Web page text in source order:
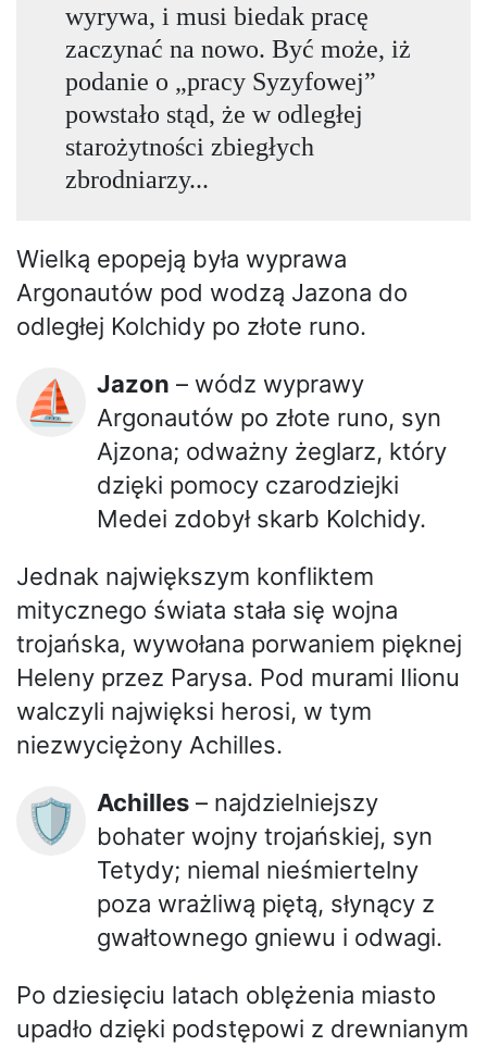
wyrywa, i musi biedak pracę
zaczynać na nowo. Być może, iż
podanie o „pracy Syzyfowej”
powstało stąd, że w odległej
starożytności zbiegłych
zbrodniarzy...
Wielką epopeją była wyprawa
Argonautów pod wodzą Jazona do
odległej Kolchidy po złote runo.
⛵ Jazon – wódz wyprawy
Argonautów po złote runo, syn
Ajzona; odważny żeglarz, który
dzięki pomocy czarodziejki
Medei zdobył skarb Kolchidy.
Jednak największym konfliktem
mitycznego świata stała się wojna
trojańska, wywołana porwaniem pięknej
Heleny przez Parysa. Pod murami Ilionu
walczyli najwięksi herosi, w tym
niezwyciężony Achilles.
🛡️ Achilles – najdzielniejszy
bohater wojny trojańskiej, syn
Tetydy; niemal nieśmiertelny
poza wrażliwą piętą, słynący z
gwałtownego gniewu i odwagi.
Po dziesięciu latach oblężenia miasto
upadło dzięki podstępowi z drewnianym